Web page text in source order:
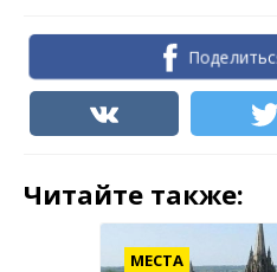
Читайте также:
МЕСТА